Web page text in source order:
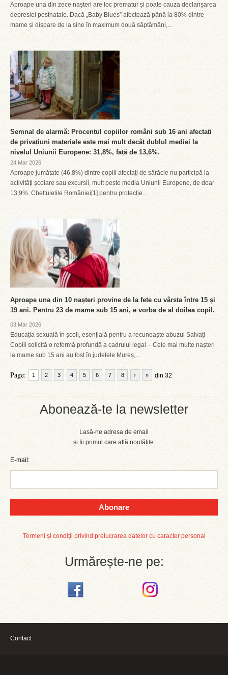
Abonează-te la newsletter
Lasă-ne adresa de email
și fii primul care află noutățile.
E-mail:
Abonare
Termeni și condiții privind prelucrarea datelor cu caracter personal
Urmărește-ne pe:
Aproape una din zece nașteri are loc prematur și poate cauza declanșarea
depresiei postnatale. Dacă „Baby Blues” afectează până la 80% dintre
mame și dispare de la sine în maximum două săptămâni,...
Semnal de alarmă: Procentul copiilor români sub 16 ani afectați
de privațiuni materiale este mai mult decât dublul mediei la
nivelul Uniunii Europene: 31,8%, față de 13,6%.
24 Mar 2026
Aproape jumătate (46,8%) dintre copiii afectați de sărăcie nu participă la
activități școlare sau excursii, mult peste media Uniunii Europene, de doar
13,9%. Cheltuielile României[1] pentru protecție...
Aproape una din 10 nașteri provine de la fete cu vârsta între 15 și
19 ani. Pentru 23 de mame sub 15 ani, e vorba de al doilea copil.
03 Mar 2026
Educația sexuală în școli, esențială pentru a recunoaște abuzul Salvați
Copiii solicită o reformă profundă a cadrului legal – Cele mai multe nașteri
la mame sub 15 ani au fost în județele Mureș,...
Page: 1 2 3 4 5 6 7 8 din 32
› »
Contact